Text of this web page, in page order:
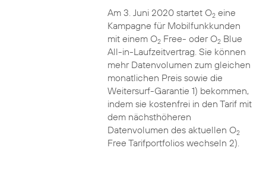
Am 3. Juni 2020 startet O2eine
Kampagne für Mobilfunkkunden
mit einem O2Free- oder O2Blue
All-in-Laufzeitvertrag. Sie können
mehr Datenvolumen zum gleichen
monatlichen Preis sowie die
Weitersurf-Garantie 1) bekommen,
indem sie kostenfrei in den Tarif mit
dem nächsthöheren
Datenvolumen des aktuellen O2
Free Tarifportfolios wechseln 2).